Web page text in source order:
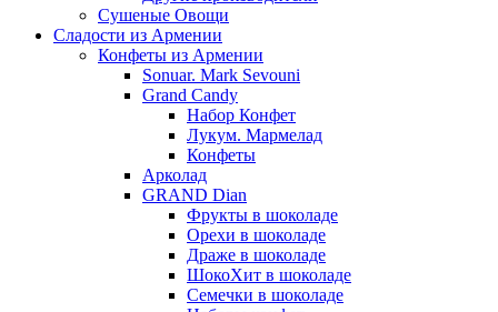
Сушеные Овощи
Сладости из Армении
Конфеты из Армении
Sonuar. Mark Sevouni
Grand Candy
Набор Конфет
Лукум. Мармелад
Конфеты
Арколад
GRAND Dian
Фрукты в шоколаде
Орехи в шоколаде
Драже в шоколаде
ШокоХит в шоколаде
Семечки в шоколаде